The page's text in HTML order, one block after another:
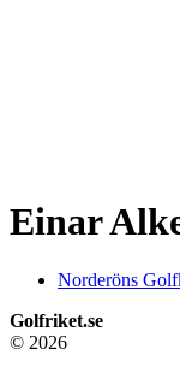
Einar
Norderöns
Golfriket.se
© 2026